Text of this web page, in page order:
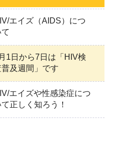
エイズ（AIDS）につ
1日から7日は「HIV検
普及週間」です
エイズや性感染症につ
て正しく知ろう！